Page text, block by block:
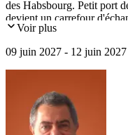
des Habsbourg. Petit port
devient un carrefour
artistique dans une
Voir plus
09 juin 2027 - 12 juin 2027